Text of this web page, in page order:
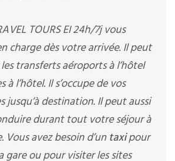
TOURS EI 24h/7j vous
charge dès votre arrivée. Il peut
transferts aéroports à l’hôtel
à l’hôtel. Il s’occupe de vos
jusqu’à destination. Il peut aussi
durant tout votre séjour à
Vous avez besoin d’un taxipour
gare ou pour visiter les sites